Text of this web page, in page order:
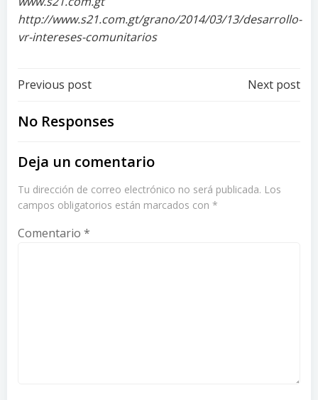
http://www.s21.com.gt/grano/2014/03/13/desarrollo-
vr-intereses-comunitarios
Post
navigation
Previous post Next post
No Responses
Deja un comentario
Tu dirección de correo electrónico no será publicada. Los
campos obligatorios están marcados con *
Comentario *